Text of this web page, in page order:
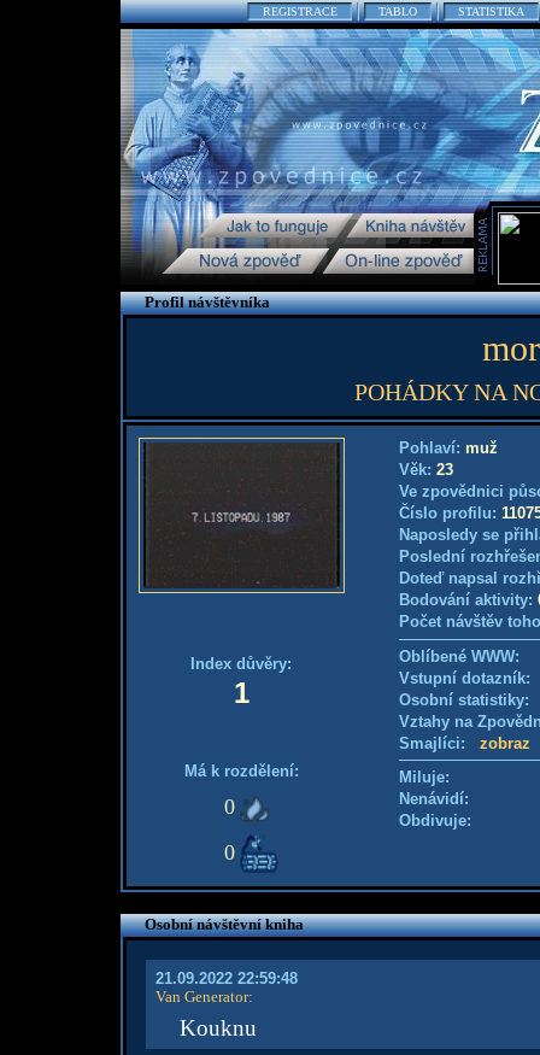
REGISTRACE TABLO STATISTIKA
Profil návštěvníka
POHÁDKY NA
Index důvěry:
1
Má k rozdělení:
0
0
Pohlaví: muž
Věk: 23
Ve zpovědnici
Číslo profilu:
Naposledy se
Poslední
Doteď napsal
Bodování aktivity:
Počet návštěv
Oblíbené WWW:
Vstupní
Osobní
Vztahy na
Smajlíci: zobraz
Miluje:
Nenávidí:
Obdivuje:
Osobní návštěvní kniha
21.09.2022 22:59:48
Van Generator:
Kouknu